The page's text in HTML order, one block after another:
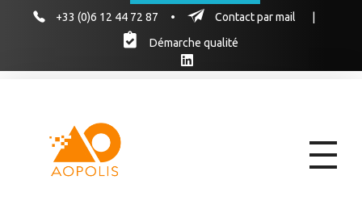
+33 (0)6 12 44 72 87 • Contact par mail |
Démarche qualité